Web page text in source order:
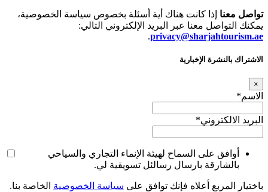
تواصل معنا إذا كانت هناك أية أسئلة بخصوص سياسة الخصوصية،
يمكنك التواصل معنا عبر البريد الإلكتروني التالي:
privacy@sharjahtourism.ae
.
الاشتراك بالنشرة الإخبارية
×
الاسم*
البريد الالكتروني*
أوافق على السماح لهيئة الإنماء التجاري والسياحي
بالشارقة بارسال رسالئل تسويقية لي.
باختيار المربع أعلاه فإنك توافق على سياسة الخصوصية الخاصة بنا.